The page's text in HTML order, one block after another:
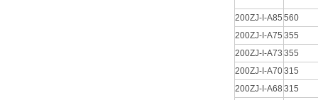
200ZJ-I-A85 560
200ZJ-I-A75 355
200ZJ-I-A73 355
200ZJ-I-A70315
200ZJ-I-A68 315